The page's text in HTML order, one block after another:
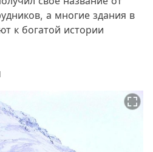
а многие здания в
к богатой истории